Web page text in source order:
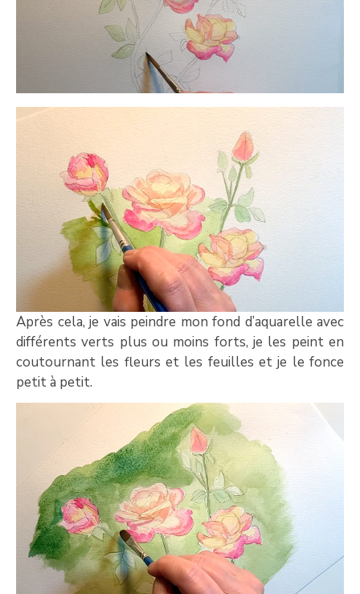
Après cela, je vais peindre mon fond d’aquarelle avec
différents verts plus ou moins forts, je les peint en
coutournant les fleurs et les feuilles et je le fonce
petit à petit.